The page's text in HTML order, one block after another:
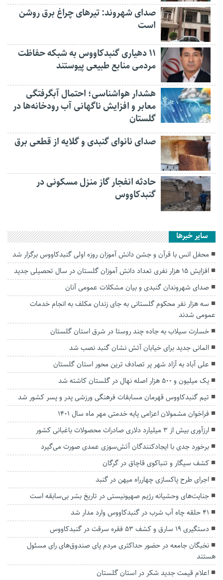
صدای شهروند: تیرهای چراغ برق روشن
است
۱۱ دهیاری گنبدکاووس به شبکه حفاظت
مردمی منابع طبیعی پیوستند
هشدار هواشناسی؛ احتمال آبگرفتگی
معابر و افزایش ناگهانی آب رودخانه‌ها در
گلستان
صدای نانوای گنبدی و گلایه از قطعی برق
حادثه انفجار گاز منزل مسکونی در
گنبدکاووس
سایر خبرها
محفل انس با قرآن و جشن دانش آموزان روزه اولی گنبدکاووس برگزار شد
افزایش ۱۵ هزار نفری تعداد دانش آموزان گلستان در سال تحصیلی جدید
صدای شهروندان گنبدی و بیان مشکلات عمومی آنان
سه هزار نفر محکوم گلستانی به جای زندان مکلف به انجام خدمات
عمومی شدند
خسارت سیلاب به جاده چند روستا در شرق استان گلستان
المانی جدید برای خیابان آتش نشان گنبد نصب شد
علی آباد به آزاد شهر پر تصادف‌ ترین محور استان گلستان
یک میلیون و ۵۰۰ هزار اصله نهال در گلستان کاشته شد
تیم گنبدکاووس قهرمان مسابقات فرهنگی ورزشی پدر و پسر کشور شد
فراخوان مشمولان اعزامی پایه خدمتی مهر ماه سال ۱۴۰۱
ارزآوری بیش از ۳ میلیارد دلاری صادرات محصولات باغبانی کشور
برخورد جدی با ایجادکنندگان آتش‌سوزی عمدی صورت می‌گیرد
کشف سیگار و تنباکوی قاچاق در گرگان
اجرای طرح پاکسازی چهارراه میهن در گنبد
جنایت‌های وحشیانه‌ رژیم صهیونیستی در تاریخ بشر بی‌سابقه است
۴۱ حلقه چاه آب شرب در گنبدکاووس وارد مدار شد
دستگیری ۱۹ سارق و کشف ۵۳ فقره سرقت در گنبدکاووس
نخبگان جامعه در حضور حداکثری مردم پای صندوق‌های رای مسئول
هستند
اعلام قیمت جدید شکر در استان گلستان